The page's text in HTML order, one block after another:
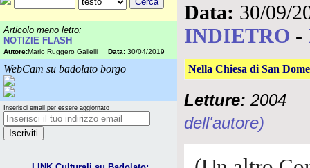
Articolo meno letto:
NOTIZIE FLASH
Autore:Mario Ruggero Gallelli Data: 30/04/2019
WebCam su badolato borgo
Inserisci email per essere aggiornato
Data: 30/09/
INDIETRO -
Nella Chiesa di San
Letture: 2004
dell'autore)